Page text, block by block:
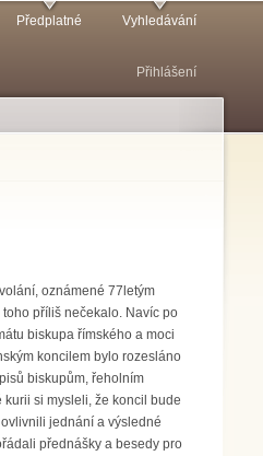
Předplatné Vyhledávání
Přihlášení
oznámené 77letým
příliš nečekalo. Navíc po
biskupa římského a moci
koncilem bylo rozesláno
biskupům, řeholním
si mysleli, že koncil bude
jednání a výsledné
přednášky a besedy pro